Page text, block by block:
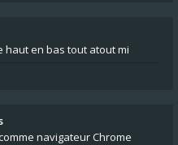
haut en bas tout atout mi
navigateur Chrome